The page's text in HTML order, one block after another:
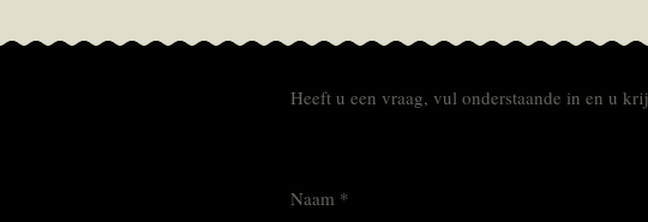
Heeft u een vraag, vul onderstaande in en u
Naam *